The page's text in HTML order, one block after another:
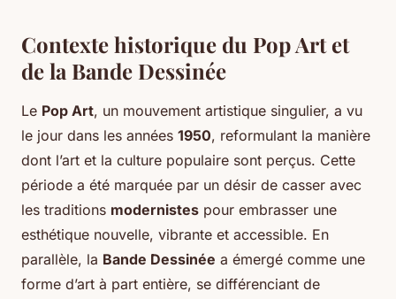
Contexte historique du Pop Art et
de la Bande Dessinée
Le Pop Art, un mouvement artistique singulier, a vu
le jour dans les années 1950, reformulant la manière
dont l’art et la culture populaire sont perçus. Cette
période a été marquée par un désir de casser avec
les traditions modernistes pour embrasser une
esthétique nouvelle, vibrante et accessible. En
parallèle, la Bande Dessinée a émergé comme une
forme d’art à part entière, se différenciant de